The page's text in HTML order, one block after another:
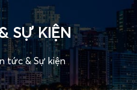
SỰ KIỆN
tức & Sự kiện